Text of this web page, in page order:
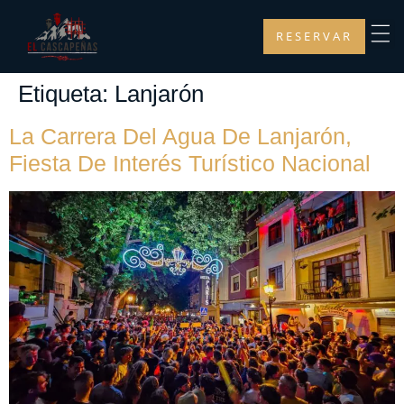
RESERVAR
Etiqueta: Lanjarón
La Carrera Del Agua De Lanjarón,
Fiesta De Interés Turístico Nacional